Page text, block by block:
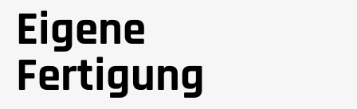
Eigene
Fertigung